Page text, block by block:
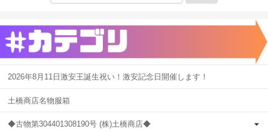
2026年8月11日激安王誕生祝い！激安記念日開催します！
土橋商店名物服箱
◆古物第304401308190号 (株)土橋商店◆